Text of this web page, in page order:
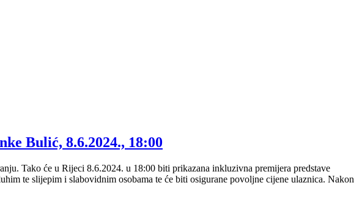
Bulić, 8.6.2024., 18:00
Tako će u Rijeci 8.6.2024. u 18:00 biti prikazana inkluzivna premijera predstave
te slijepim i slabovidnim osobama te će biti osigurane povoljne cijene ulaznica. Nakon